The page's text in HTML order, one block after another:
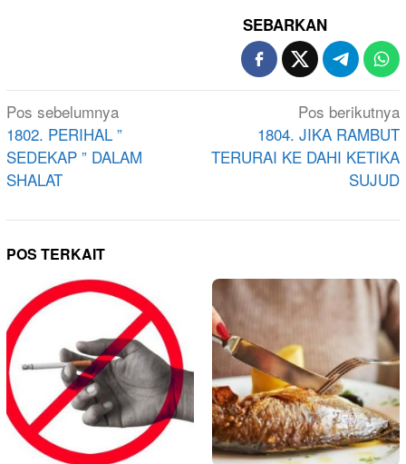
SEBARKAN
Navigasi
pos
Pos sebelumnya
1802. PERIHAL ”
SEDEKAP ” DALAM
SHALAT
Pos berikutnya
1804. JIKA RAMBUT
TERURAI KE DAHI KETIKA
SUJUD
POS TERKAIT